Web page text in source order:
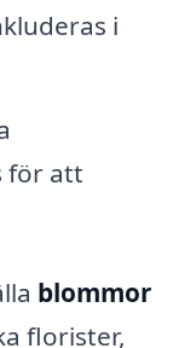
i
för att
blommor
florister,